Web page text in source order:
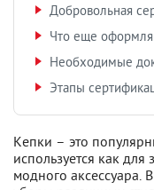
Добровольная
Что еще
Необходимые
Этапы
Кепки – это
используется как
модного аксессуара.